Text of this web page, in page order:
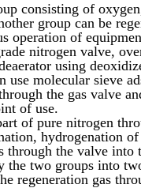
consisting of
group can be
operation of
nitrogen valve,
using
use molecular sieve
the gas valve
of use.
of pure nitrogen
hydrogenation
through the valve into
the two groups into
regeneration gas